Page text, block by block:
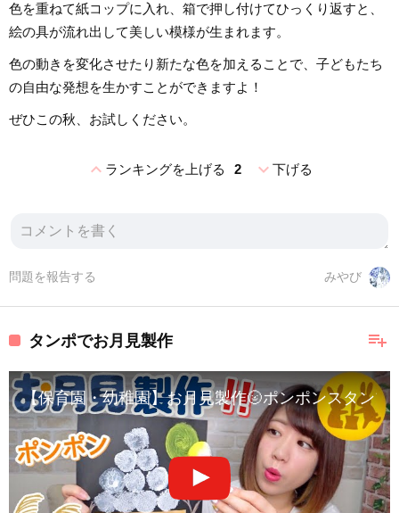
色を重ねて紙コップに入れ、箱で押し付けてひっくり返すと、
絵の具が流れ出して美しい模様が生まれます。
色の動きを変化させたり新たな色を加えることで、子どもたち
の自由な発想を生かすことができますよ！
ぜひこの秋、お試しください。
expand_lessランキングを上げる 2 expand_more下げる
みやび
問題を報告する
playlist_add
タンポでお月見製作
【保育園・幼稚園】お月見製作🌝ポンポンスタンプ